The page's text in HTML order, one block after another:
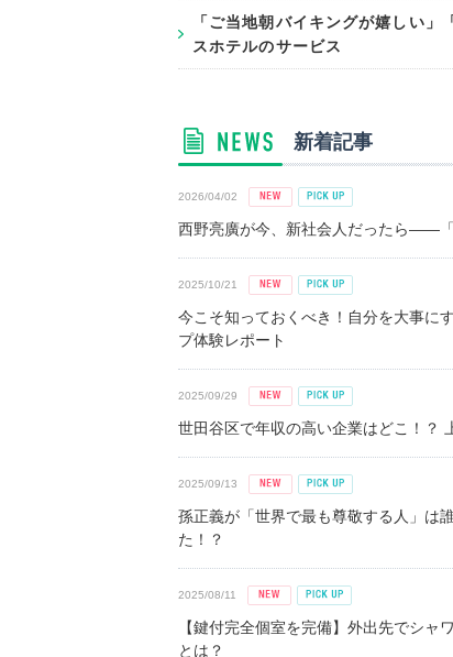
「ご当地朝バイキングが嬉しい
スホテルのサービス
新着記事
2026/04/02
西野亮廣が今、新社会人だったら――「
2025/10/21
今こそ知っておくべき！自分を大事に
プ体験レポート
2025/09/29
世田谷区で年収の高い企業はどこ！？
2025/09/13
孫正義が「世界で最も尊敬する人」は
た！？
2025/08/11
【鍵付完全個室を完備】外出先でシ
とは？